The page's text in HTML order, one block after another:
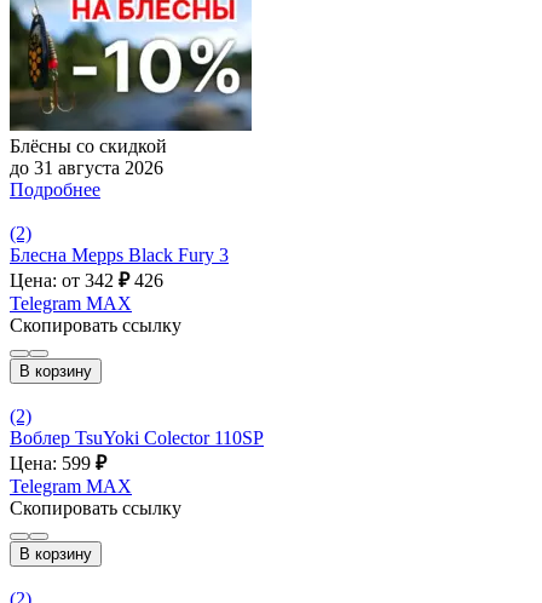
Блёсны со скидкой
до 31 августа 2026
Подробнее
(2)
Блесна Mepps Black Fury 3
Цена: от 342 ₽ 426
Telegram MAX
Скопировать ссылку
В корзину
(2)
Воблер TsuYoki Colector 110SP
Цена: 599 ₽
Telegram MAX
Скопировать ссылку
В корзину
(2)